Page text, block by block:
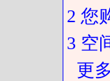
2 您
3 空
更